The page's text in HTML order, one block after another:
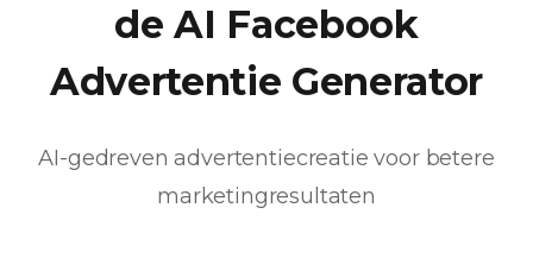
de AI Facebook
Advertentie Generator
AI-gedreven advertentiecreatie voor betere
marketingresultaten